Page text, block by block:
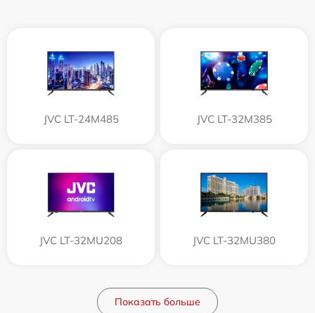
JVC LT-24M485 JVC LT-32M385
JVC LT-32MU208 JVC LT-32MU380
Показать больше